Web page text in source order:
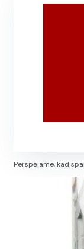
Perspėjame, kad